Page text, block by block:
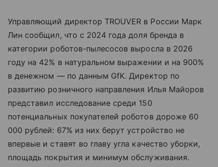
Управляющий директор TROUVER в России Марк
Лин сообщил, что с 2024 года доля бренда в
категории роботов-пылесосов выросла в 2026
году на 42% в натуральном выражении и на 900%
в денежном — по данным GfK. Директор по
развитию розничного направления Илья Майоров
представил исследование среди 150
потенциальных покупателей роботов дороже 60
000 рублей: 67% из них берут устройство не
впервые и ставят во главу угла качество уборки,
площадь покрытия и минимум обслуживания.